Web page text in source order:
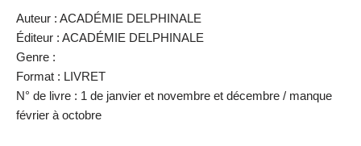
Auteur : ACADÉMIE DELPHINALE
Éditeur : ACADÉMIE DELPHINALE
Genre :
Format : LIVRET
N° de livre : 1 de janvier et novembre et décembre / manque
février à octobre